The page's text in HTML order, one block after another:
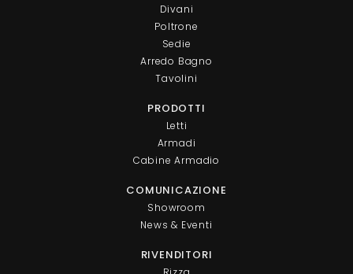
Divani
Poltrone
Sedie
Arredo Bagno
Tavolini
PRODOTTI
Letti
Armadi
Cabine Armadio
COMUNICAZIONE
Showroom
News & Eventi
RIVENDITORI